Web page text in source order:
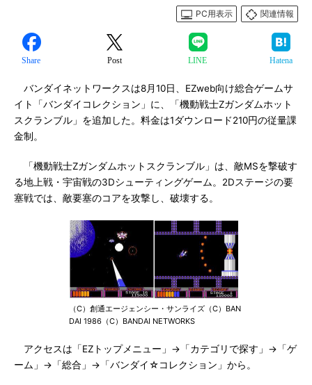
PC用表示
関連情報
Share Post LINE Hatena
バンダイネットワークスは8月10日、EZweb向け総合ゲームサ
イト「バンダイコレクション」に、「機動戦士Zガンダムホット
スクランブル」を追加した。料金は1ダウンロード210円の従量課
金制。
「機動戦士Zガンダムホットスクランブル」は、敵MSを撃破す
る地上戦・宇宙戦の3Dシューティングゲーム。2Dステージの要
塞戦では、敵要塞のコアを攻撃し、破壊する。
（C）創通エージェンシー・サンライズ（C）BAN
DAI 1986（C）BANDAI NETWORKS
アクセスは「EZトップメニュー」→「カテゴリで探す」→「ゲ
ーム」→「総合」→「バンダイ☆コレクション」から。